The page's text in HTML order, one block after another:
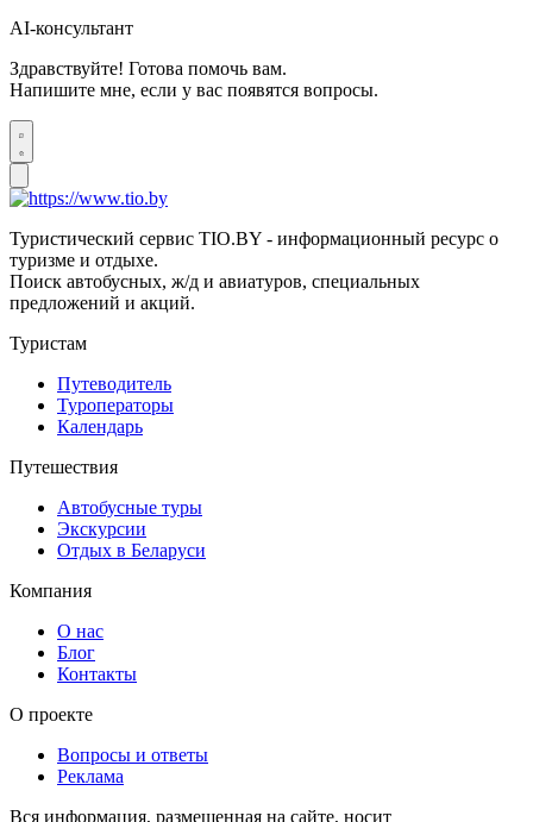
AI-консультант
Здравствуйте! Готова помочь вам.
Напишите мне, если у вас появятся вопросы.
Туристический сервис TIO.BY - информационный ресурс о
туризме и отдыхе.
Поиск автобусных, ж/д и авиатуров, специальных
предложений и акций.
Туристам
Путеводитель
Туроператоры
Календарь
Путешествия
Автобусные туры
Экскурсии
Отдых в Беларуси
Компания
О нас
Блог
Контакты
О проекте
Вопросы и ответы
Реклама
Вся информация, размещенная на сайте, носит